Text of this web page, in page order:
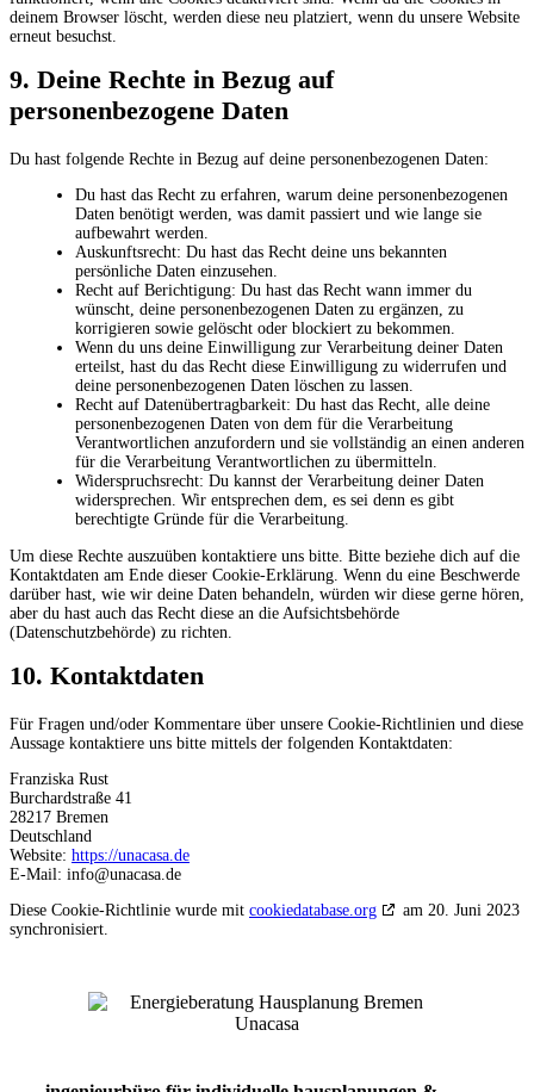
deinem Browser löscht, werden diese neu platziert, wenn du unsere Website
erneut besuchst.
9. Deine Rechte in Bezug auf
personenbezogene Daten
Du hast folgende Rechte in Bezug auf deine personenbezogenen Daten:
Du hast das Recht zu erfahren, warum deine personenbezogenen
Daten benötigt werden, was damit passiert und wie lange sie
aufbewahrt werden.
Auskunftsrecht: Du hast das Recht deine uns bekannten
persönliche Daten einzusehen.
Recht auf Berichtigung: Du hast das Recht wann immer du
wünscht, deine personenbezogenen Daten zu ergänzen, zu
korrigieren sowie gelöscht oder blockiert zu bekommen.
Wenn du uns deine Einwilligung zur Verarbeitung deiner Daten
erteilst, hast du das Recht diese Einwilligung zu widerrufen und
deine personenbezogenen Daten löschen zu lassen.
Recht auf Datenübertragbarkeit: Du hast das Recht, alle deine
personenbezogenen Daten von dem für die Verarbeitung
Verantwortlichen anzufordern und sie vollständig an einen anderen
für die Verarbeitung Verantwortlichen zu übermitteln.
Widerspruchsrecht: Du kannst der Verarbeitung deiner Daten
widersprechen. Wir entsprechen dem, es sei denn es gibt
berechtigte Gründe für die Verarbeitung.
Um diese Rechte auszuüben kontaktiere uns bitte. Bitte beziehe dich auf die
Kontaktdaten am Ende dieser Cookie-Erklärung. Wenn du eine Beschwerde
darüber hast, wie wir deine Daten behandeln, würden wir diese gerne hören,
aber du hast auch das Recht diese an die Aufsichtsbehörde
(Datenschutzbehörde) zu richten.
10. Kontaktdaten
Für Fragen und/oder Kommentare über unsere Cookie-Richtlinien und diese
Aussage kontaktiere uns bitte mittels der folgenden Kontaktdaten:
Franziska Rust
Burchardstraße 41
28217 Bremen
Deutschland
Website: https://unacasa.de
E-Mail: info@unacasa.de
Diese Cookie-Richtlinie wurde mit cookiedatabase.org
am 20. Juni 2023
synchronisiert.